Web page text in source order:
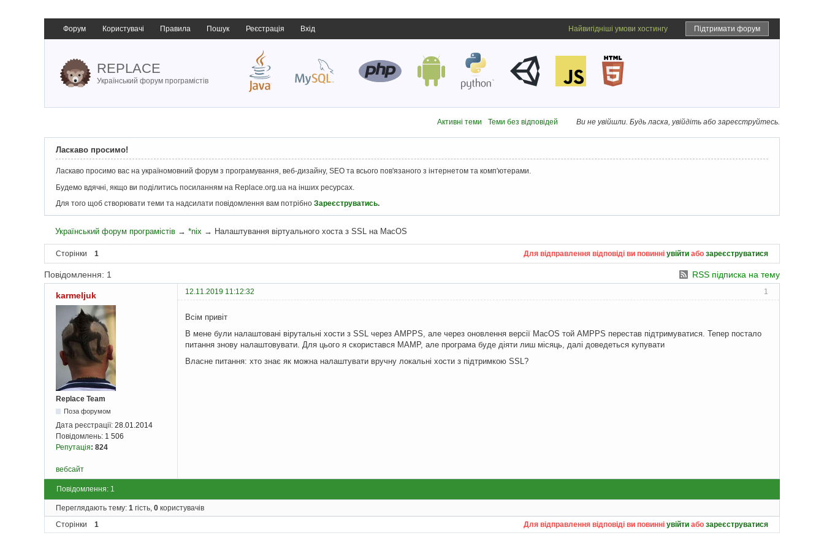
Форум Користувачі Правила Пошук Реєстрація Вхід Підтримати форум
Найвигідніші умови хостингу
REPLACE
Український форум програмістів
Ви не увійшли. Будь ласка, увійдіть або зареєструйтесь.
Активні теми Теми без відповідей
Ласкаво просимо!
Ласкаво просимо вас на україномовний форум з програмування, веб-дизайну, SEO та всього пов'язаного з інтернетом та комп'ютерами.
Будемо вдячні, якщо ви поділитись посиланням на Replace.org.ua на інших ресурсах.
Для того щоб створювати теми та надсилати повідомлення вам потрібно Зареєструватись.
Український форум програмістів →*nix → Налаштування віртуального хоста з SSL на MacOS
Сторінки 1 Для відправлення відповіді ви повинні увійти або зареєструватися
RSS підписка на тему
Повідомлення: 1
1
karmeljuk 12.11.2019 11:12:32
Replace Team
Поза форумом
Дата реєстрації: 28.01.2014
Повідомлень: 1 506
Репутація: 824
Всім привіт
В мене були налаштовані вірутальні хости з SSL через AMPPS, але через оновлення версії MacOS той AMPPS перестав підтримуватися. Тепер постало
питання знову налаштовувати. Для цього я скористався MAMP, але програма буде діяти лиш місяць, далі доведеться купувати
Власне питання: хто знає як можна налаштувати вручну локальні хости з підтримкою SSL?
вебсайт
Повідомлення: 1
Переглядають тему: 1 гість, 0 користувачів
Сторінки
1 Для відправлення відповіді ви повинні увійти або зареєструватися